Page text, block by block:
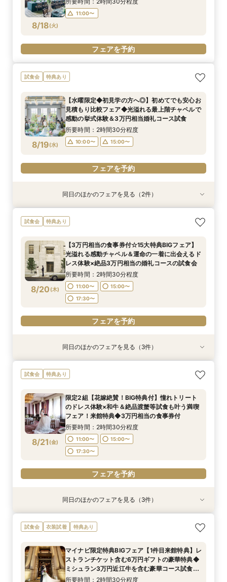
17:30〜
17:30〜
8/18(火)
11:00〜
フェアを予約
試食会 特典あり
8/19(水)
【水曜限定◆初見学の方へ◎】初めてでも安心お
見積もり比較フェア◆光溢れる最上階チャペルで
感動の挙式体験＆3万円相当婚礼コース試食
所要時間：2時間30分程度
10:00〜 15:00〜
フェアを予約
特典あり
8/19(水
【料理重視◎ミシュランの味】和牛や絶品渡蟹な
ど3万円相当の豪華コース試食＆豪華3万円相当
所要時間：2時間30分程度
10:00〜 15:00〜
フェアを予約
特典あり
8/19(水
【10名64万円◆専用会場有】最短1ヶ月で準備
OK！6名様から適用可10名64万円からの少人数
所要時間：2時間30分程度
10:00〜 15:00〜
フェアを予約
同日のほかのフェアを見る（2件）
試食会 特典あり
8/20 (木)
【3万円相当の食事券付☆15大特典BIGフェア】
光溢れる感動チャペル＆運命の一着に出会えるド
レス体験×絶品3万円相当の婚礼コースの試食会
所要時間：2時間30分程度
11:00〜
15:00〜
17:30〜
フェアを予約
特典あり
8/20(木)
【初見学が1番お得】1件目来館特典付き◆1件目
見学なら挙式料最大全額OFF◆光チャペルの挙式
試食フェア
所要時間：2時間30分程度
11:00〜
15:00〜
17:30〜
フェアを予約
特典あり
8/20(木)
【10名64万円◆専用会場有】最短1ヶ月で準備
OK！6名様から適用可10名64万円からの少人数
所要時間：2時間30分程度
11:00〜
15:00〜
17:30〜
フェアを予約
8/20(木)
【自宅&スマホでOK】◆オンライン対応の会場
相談◆ご遠方でも安心◎見学前の方にオススメ♪
所要時間：1時間程度
11:00〜 15:00〜
フェアを予約
同日のほかのフェアを見る（3件）
試食会 特典あり
8/21 (金)
限定2組【花嫁絶賛！BIG特典付】憧れトリート
のドレス体験×和牛＆絶品渡蟹等試食も叶う満喫
フェア！来館特典◆3万円相当の食事券付
所要時間：2時間30分程度
11:00〜
15:00〜
17:30〜
フェアを予約
特典あり
8/21(金)
【初見学が1番お得】1件目来館特典付き◆1件目
見学なら挙式料最大全額OFF◆光チャペルの挙式
試食フェア
所要時間：2時間30分程度
11:00〜
15:00〜
17:30〜
特典あり
8/21(金)
【10名64万円◆専用会場有】最短1ヶ月で準備
OK！6名様から適用可10名64万円からの少人数
所要時間：2時間30分程度
11:00〜
15:00〜
17:30〜
特典あり
8/21(金)
【お買い物後にも◎90分クイック見学】1軒目見
学でレストランペアチケットプレゼント付！チャ
談会◆シェフ特製豪華無料試食も！
所要時間：1時間30分程度
11:00〜
15:00〜
17:30〜
同日のほかのフェアを見る（3件）
試食会 衣装試着 特典あり
マイナビ限定特典BIGフェア【1件目来館特典】レ
ストランチケット含む6万円ギフトの豪華特典◆
ミシュラン3万円近江牛を含む豪華コース試食×
感動チャペル◆挙式料全額OFF＆ドレスなど最大
所要時間：2時間30分程度